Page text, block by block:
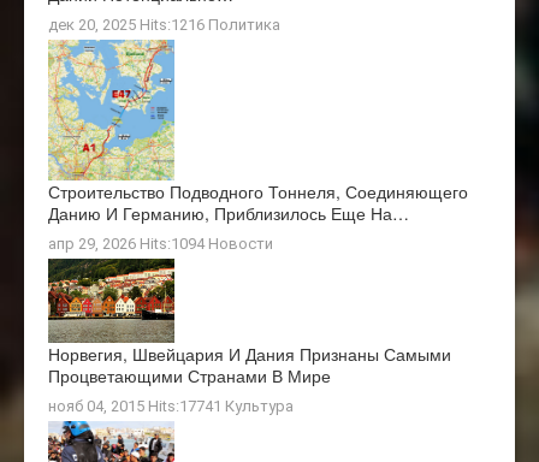
дек 20, 2025 Hits:1216 Политика
Строительство Подводного Тоннеля, Соединяющего
Данию И Германию, Приблизилось Еще На…
апр 29, 2026 Hits:1094 Новости
Норвегия, Швейцария И Дания Признаны Самыми
Процветающими Странами В Мире
нояб 04, 2015 Hits:17741 Культура